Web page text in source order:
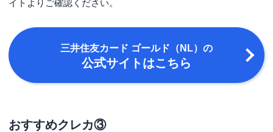
イトよりご確認ください。
三井住友カード ゴールド（NL） の
公式サイトはこちら
おすすめクレカ③